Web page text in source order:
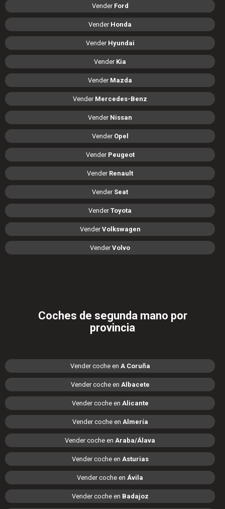
Vender Ford
Vender Honda
Vender Hyundai
Vender Kia
Vender Mazda
Vender Mercedes-Benz
Vender Nissan
Vender Opel
Vender Peugeot
Vender Renault
Vender Seat
VenderToyota
VenderVolkswagen
VenderVolvo
Coches de segunda mano por
provincia
Vender coche en A Coruña
Vender coche en Albacete
Vender coche en Alicante
Vender coche en Almería
Vender coche en Araba/Álava
Vender coche en Asturias
Vender coche en Ávila
Vender coche en Badajoz